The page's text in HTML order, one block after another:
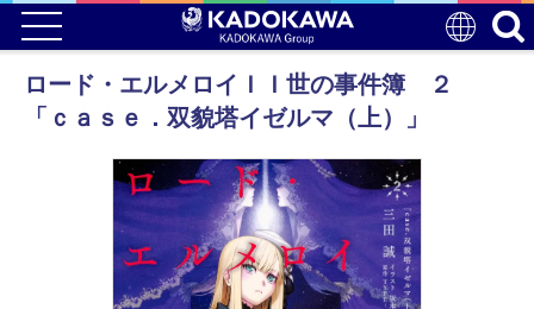
ロード・エルメロイＩＩ世の事件簿 ２
「ｃａｓｅ．双貌塔イゼルマ（上）」